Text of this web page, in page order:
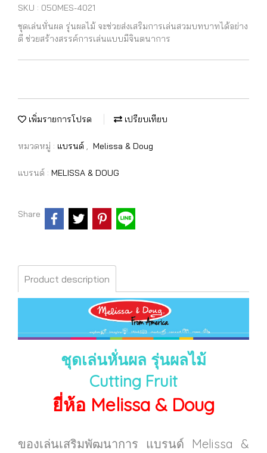
SKU : 050MES-4021
ชุดเล่นหั่นผล รุ่นผลไม้ จะช่วยส่งเสริมการเล่นสวมบทบาทได้อย่าง
ดี ช่วยสร้างสรรค์การเล่นแบบมีจินตนาการ
เพิ่มรายการโปรด เปรียบเทียบ
หมวดหมู่ : แบรนด์ , Melissa & Doug
แบรนด์ : MELISSA & DOUG
Share
Product description
ชุดเล่นหั่นผล รุ่นผลไม้
Cutting Fruit
ยี่ห้อ Melissa & Doug
ของเล่นเสริมพัฒนาการ แบรนด์ Melissa &